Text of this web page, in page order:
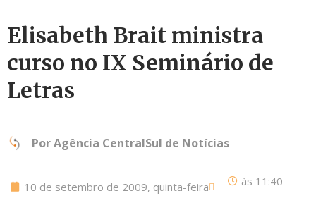
Elisabeth Brait ministra
curso no IX Seminário de
Letras
PorAgência CentralSul de Notícias
10 de setembro de 2009, quinta-feira às 11:40